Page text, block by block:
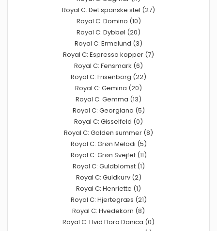
Royal C: Det spanske stel (27)
Royal C: Domino (10)
Royal C: Dybbøl (20)
Royal C: Ermelund (3)
Royal C: Espresso kopper (7)
Royal C: Fensmark (6)
Royal C: Frisenborg (22)
Royal C: Gemina (20)
Royal C: Gemma (13)
Royal C: Georgiana (5)
Royal C: Gisselfeld (0)
Royal C: Golden summer (8)
Royal C: Grøn Melodi (5)
Royal C: Grøn Svejfet (11)
Royal C: Guldblomst (1)
Royal C: Guldkurv (2)
Royal C: Henriette (1)
Royal C: Hjertegræs (21)
Royal C: Hvedekorn (8)
Royal C: Hvid Flora Danica (0)